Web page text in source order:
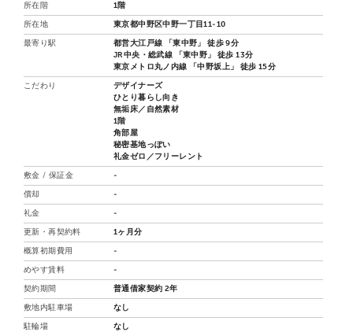
所在階 1階
所在地 東京都中野区中野一丁目11-10
最寄り駅
都営大江戸線 「東中野」 徒歩 9分
JR中央・総武線 「東中野」 徒歩 13分
東京メトロ丸ノ内線 「中野坂上」 徒歩 15分
こだわり
デザイナーズ
ひとり暮らし向き
無垢床／自然素材
1階
角部屋
秘密基地っぽい
礼金ゼロ／フリーレント
敷金 / 保証金 -
償却 -
礼金 -
更新・再契約料 1ヶ月分
概算初期費用 -
めやす賃料 -
契約期間 普通借家契約 2年
敷地内駐車場 なし
駐輪場 なし